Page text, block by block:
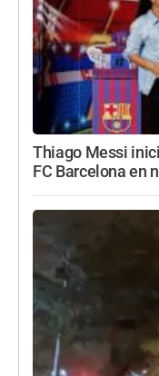
Thiago Messi
FC Barcelona en